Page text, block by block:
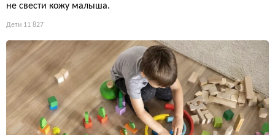
не свести кожу малыша.
Дети 11 827